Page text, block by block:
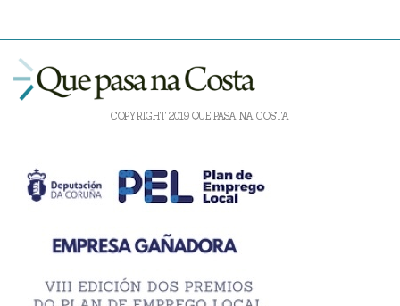
COPYRIGHT 2019 QUE PASA NA COSTA